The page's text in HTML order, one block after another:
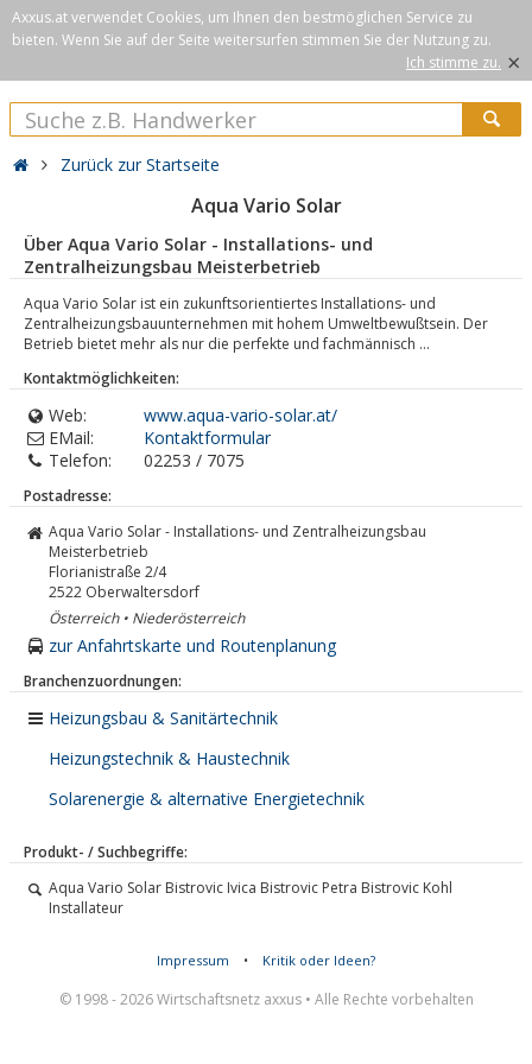
Axxus.at verwendet Cookies, um Ihnen den bestmöglichen Service zu
bieten. Wenn Sie auf der Seite weitersurfen stimmen Sie der Nutzung zu.
Ich stimme zu. ×
Zurück zur Startseite
Aqua Vario Solar
Über Aqua Vario Solar - Installations- und
Zentralheizungsbau Meisterbetrieb
Aqua Vario Solar ist ein zukunftsorientiertes Installations- und
Zentralheizungsbauunternehmen mit hohem Umweltbewußtsein. Der
Betrieb bietet mehr als nur die perfekte und fachmännisch ...
Kontaktmöglichkeiten:
Web:
www.aqua-vario-solar.at/
EMail:
Kontaktformular
Telefon:
02253 / 7075
Postadresse:
Aqua Vario Solar - Installations- und Zentralheizungsbau
Meisterbetrieb
Florianistraße 2/4
2522 Oberwaltersdorf
Österreich • Niederösterreich
zur Anfahrtskarte und Routenplanung
Branchenzuordnungen:
Heizungsbau & Sanitärtechnik
Heizungstechnik & Haustechnik
Solarenergie & alternative Energietechnik
Produkt- / Suchbegriffe:
Aqua Vario Solar Bistrovic Ivica Bistrovic Petra Bistrovic Kohl
Installateur
Impressum • Kritik oder Ideen?
© 1998 - 2026 Wirtschaftsnetz axxus • Alle Rechte vorbehalten